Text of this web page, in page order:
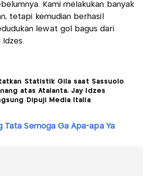
Kami melakukan banyak
tetapi kemudian berhasil
lewat gol bagus dari
Idzes.
Statistik Gila saat Sassuolo
atas Atalanta, Jay Idzes
Dipuji Media Italia
Tata Semoga Ga Apa-apa Ya